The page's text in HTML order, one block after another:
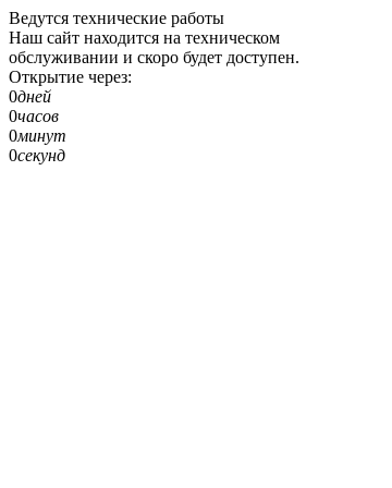
Ведутся технические работы
Наш сайт находится на техническом
обслуживании и скоро будет доступен.
Открытие через:
0дней
0часов
0минут
0секунд